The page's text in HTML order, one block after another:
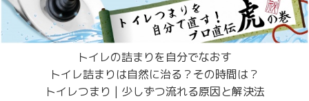
トイレの詰まりを自分でなおす
トイレ詰まりは自然に治る？その時間は？
トイレつまり | 少しずつ流れる原因と解決法